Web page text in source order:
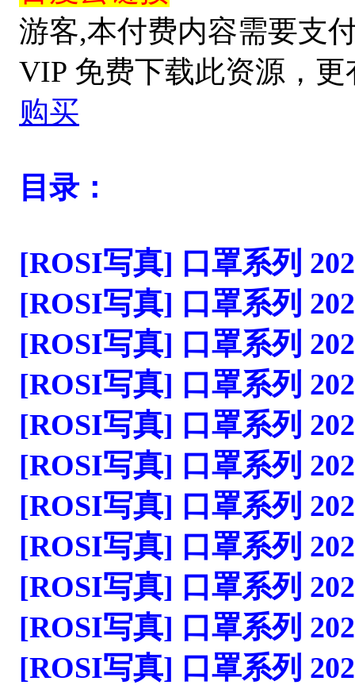
游客,本付费内容需要支
VIP 免费下载此资源，
购买
目录：
[ROSI写真] 口罩系列
[ROSI写真] 口罩系列
[ROSI写真] 口罩系列
[ROSI写真] 口罩系列
[ROSI写真] 口罩系列
[ROSI写真] 口罩系列
[ROSI写真] 口罩系列
[ROSI写真] 口罩系列
[ROSI写真] 口罩系列
[ROSI写真] 口罩系列
[ROSI写真] 口罩系列